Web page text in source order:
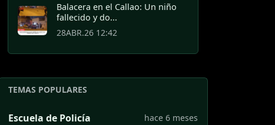
Balacera en el Callao: Un niño
fallecido y do...
28ABR.26 12:42
TEMAS POPULARES
Escuela de Policía hace 6 meses